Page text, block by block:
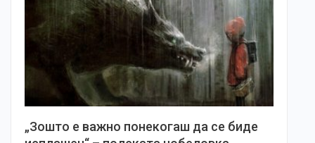
„Зошто е важно понекогаш да се биде